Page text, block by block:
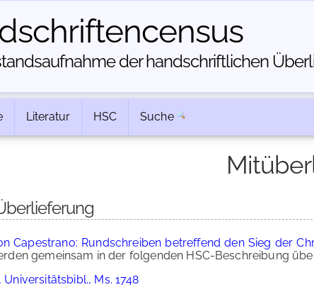
der handschriftlichen
Literatur HSC Suche
Capestrano: Rundschreiben betreffend den Sieg der
gemeinsam in der folgenden HSC-Beschreibung
Universitätsbibl., Ms. 1748